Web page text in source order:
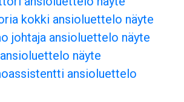
kokki ansioluettelo näyte
johtaja ansioluettelo näyte
näyte
ansioluettelo